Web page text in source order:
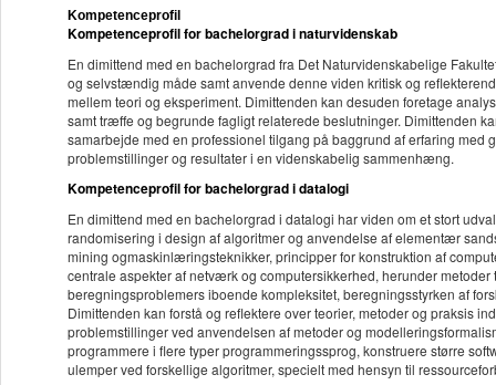
Kompetenceprofil
Kompetenceprofil for bachelorgrad i naturvidenskab
En dimittend med en bachelorgrad fra Det Naturvidenskabelige
og selvstændig måde samt anvende denne viden kritisk og
mellem teori og eksperiment. Dimittenden kan desuden foretage
samt træffe og begrunde fagligt relaterede beslutninger. Dimittenden
samarbejde med en professionel tilgang på baggrund af erfaring
problemstillinger og resultater i en videnskabelig sammenhæng.
Kompetenceprofil for bachelorgrad i datalogi
En dimittend med en bachelorgrad i datalogi har viden om et stort
randomisering i design af algoritmer og anvendelse af elementær
mining ogmaskinlæringsteknikker, principper for konstruktion af
centrale aspekter af netværk og computersikkerhed, herunder
beregningsproblemers iboende kompleksitet, beregningsstyrken af
Dimittenden kan forstå og reflektere over teorier, metoder og praksis
problemstillinger ved anvendelsen af metoder og
programmere i flere typer programmeringssprog, konstruere større
ulemper ved forskellige algoritmer, specielt med hensyn til